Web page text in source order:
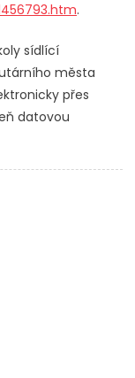
.
sídlící
města
přes
datovou